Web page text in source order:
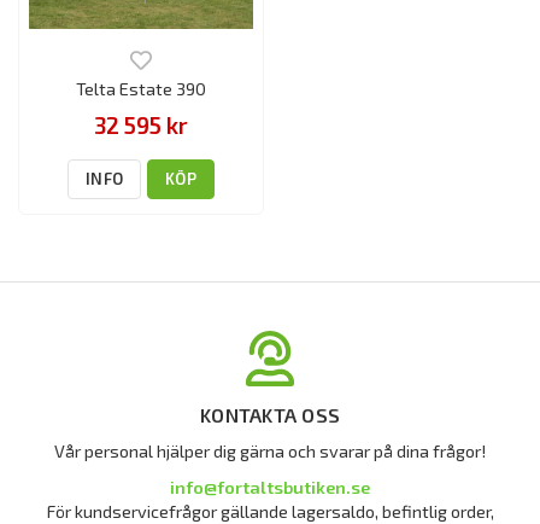
Telta Estate 390
32 595 kr
INFO KÖP
KONTAKTA OSS
Vår personal hjälper dig gärna och svarar på dina frågor!
info@fortaltsbutiken.se
För kundservicefrågor gällande lagersaldo, befintlig order,